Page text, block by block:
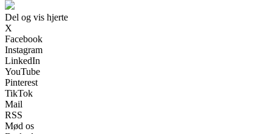
Del og vis hjerte
X
Facebook
Instagram
LinkedIn
YouTube
Pinterest
TikTok
Mail
RSS
Mød os